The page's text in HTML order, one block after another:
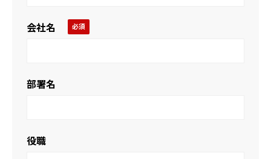
会社名
部署名
役職